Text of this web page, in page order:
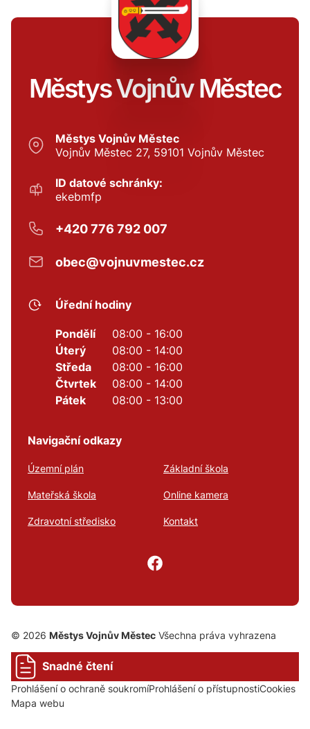
Městys Vojnův Městec
Městys Vojnův Městec
Vojnův Městec 27, 59101 Vojnův Městec
ID datové schránky:
ekebmfp
+420 776 792 007
obec@vojnuvmestec.cz
Úřední hodiny
Pondělí
08:00 - 16:00
Úterý
08:00 - 14:00
Středa
08:00 - 16:00
Čtvrtek
08:00 - 14:00
Pátek
08:00 - 13:00
Navigační odkazy
Územní plán Základní škola
Mateřská škola Online kamera
Zdravotní středisko Kontakt
© 2026 Městys Vojnův Městec Všechna práva vyhrazena
Snadné čtení
Prohlášení o ochraně soukromíProhlášení o přístupnostiCookies
Mapa webu